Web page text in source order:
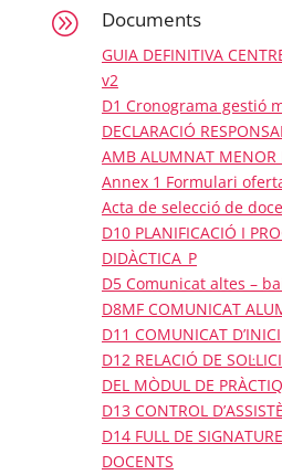
A Documents
GUIA DEFINITIVA
v2
D1 Cronograma gestió
DECLARACIÓ
AMB ALUMNAT MENOR
Annex 1 Formulari
Acta de selecció de
D10 PLANIFICACIÓ I
DIDÀCTICA_P
D5 Comunicat altes –
D8MF COMUNICAT
D11 COMUNICAT D’INICI
D12 RELACIÓ DE
DEL MÒDUL DE
D13 CONTROL
D14 FULL DE
DOCENTS